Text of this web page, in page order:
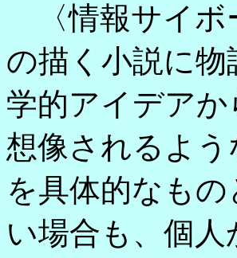
〈情報サイボ
の描く小説に
学的アイデア
想像されるよ
を具体的なも
い場合も、個